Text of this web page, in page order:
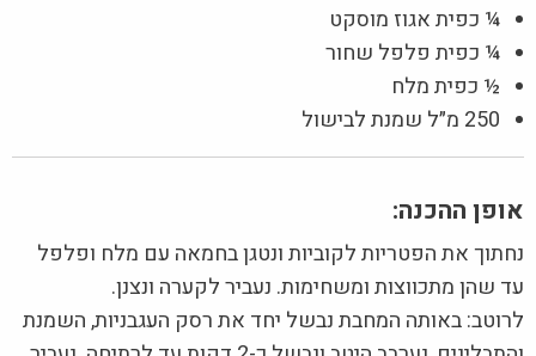
¼ כפית אגוז מוסקט
¼ כפית פלפל שחור
½ כפית מלח
250 מ״ל שמנת לבישול
אופן ההכנה:
נחתוך את הפטריות לקוביות ונטגן בחמאה עם מלח ופלפל
עד שהן מתכווצות ומשחימות. נעביר לקערה ונצנן.
לרוטב: באותה המחבת נבשל יחד את רסק העגבניות, השמנת